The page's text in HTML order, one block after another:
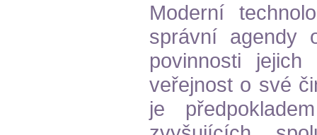
Moderní
správní agendy
povinnosti
veřejnost o své
je